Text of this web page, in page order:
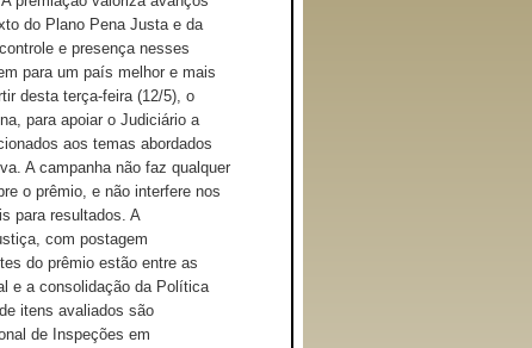
do Plano Pena Justa e da
e presença nesses
para um país melhor e mais
desta terça-feira (12/5), o
para apoiar o Judiciário a
aos temas abordados
A campanha não faz qualquer
o prêmio, e não interfere nos
para resultados. A
com postagem
do prêmio estão entre as
e a consolidação da Política
itens avaliados são
de Inspeções em